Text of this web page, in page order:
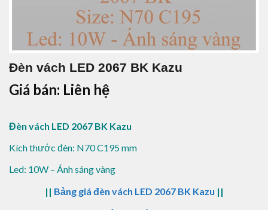
Đèn vách LED 2067 BK Kazu
Giá bán: Liên hệ
Đèn vách LED 2067 BK Kazu
Kích thước đèn: N70 C195 mm
Led: 10W – Ánh sáng vàng
|| Bảng giá đèn vách LED 2067 BK Kazu ||